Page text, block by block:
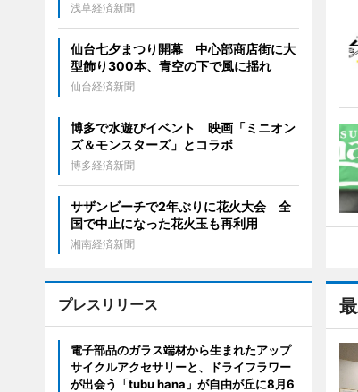
浅草経済新聞
仙台七夕まつり開幕 中心部商店街に大
型飾り300本、青空の下で風に揺れ
仙台経済新聞
博多で水遊びイベント 映画「ミニオン
ズ＆モンスターズ」とコラボ
博多経済新聞
サザンビーチで2年ぶりに花火大会 全
国で中止になった花火玉も再利用
湘南経済新聞
プレスリリース
電子部品のガラス端材から生まれたアップ
サイクルアクセサリーと、ドライフラワー
が出会う「tubu hana」が自由が丘に8月6